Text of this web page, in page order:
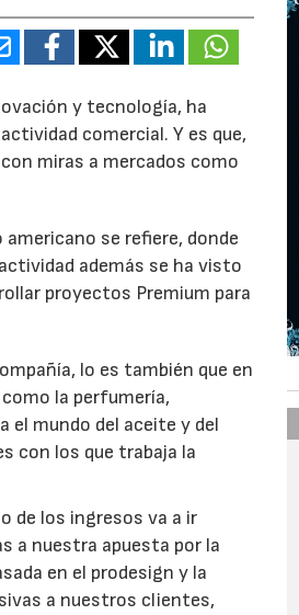
y tecnología, ha
comercial. Y es que,
miras a mercados como
se refiere, donde
además se ha visto
proyectos Premium para
lo es también que en
la perfumería,
el mundo del aceite y del
con los que trabaja la
de los ingresos va a ir
a nuestra apuesta por la
en el prodesign y la
a nuestros clientes,